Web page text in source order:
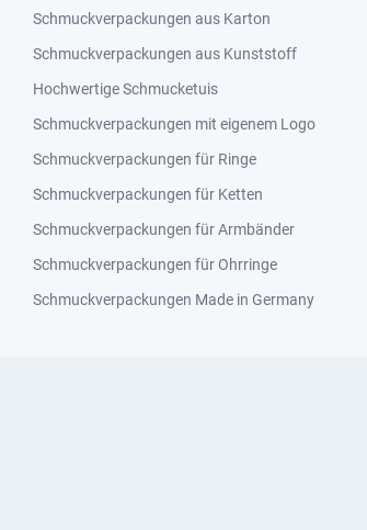
Schmuckverpackungen aus Karton
Schmuckverpackungen aus Kunststoff
Hochwertige Schmucketuis
Schmuckverpackungen mit eigenem Logo
Schmuckverpackungen für Ringe
Schmuckverpackungen für Ketten
Schmuckverpackungen für Armbänder
Schmuckverpackungen für Ohrringe
Schmuckverpackungen Made in Germany